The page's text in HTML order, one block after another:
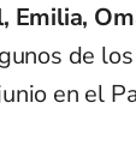
Emilia,
de
en el